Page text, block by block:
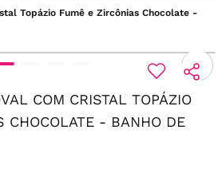
Topázio Fumê e Zircônias Chocolate -
COM CRISTAL TOPÁZIO
CHOCOLATE - BANHO DE